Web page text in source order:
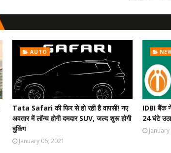
AUTO
Tata Safari की फिर से हो रही है वापसी! नए
अवतार में लॉन्च होगी दमदार SUV, जल्द शुरू होगी
बुकिंग
January 06, 2021
IDBI बैंक
24 घंटे